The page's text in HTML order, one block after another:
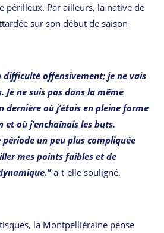
périlleux. Par ailleurs, la native de
sur son début de saison
difficulté offensivement; je ne vais
Je ne suis pas dans la même
dernière où j’étais en pleine forme
et où j’enchaînais les buts.
période un peu plus compliquée
mes points faibles et de
a-t-elle souligné.
la Montpelliéraine pense